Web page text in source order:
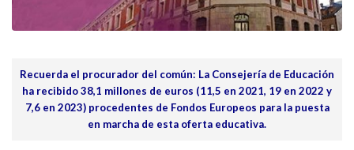
Recuerda el procurador del común: La Consejería de Educación
ha recibido 38,1 millones de euros (11,5 en 2021, 19 en 2022 y
7,6 en 2023) procedentes de Fondos Europeos para la puesta
en marcha de esta oferta educativa.